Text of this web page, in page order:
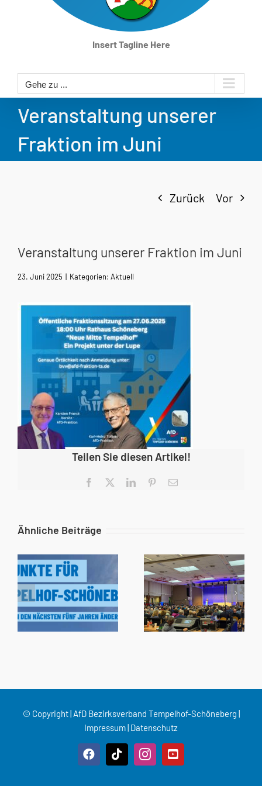
Insert Tagline Here
Gehe zu ...
Veranstaltung unserer
Fraktion im Juni
Zurück Vor
Veranstaltung unserer Fraktion im Juni
23. Juni 2025 | Kategorien: Aktuell
Teilen Sie diesen Artikel!
Facebook LinkedInPinterest
E-
Ähnliche Beiträge
© Copyright | AfD Bezirksverband Tempelhof-Schöneberg |
Impressum| Datenschutz
FacebookTiktokInstagramYouTube